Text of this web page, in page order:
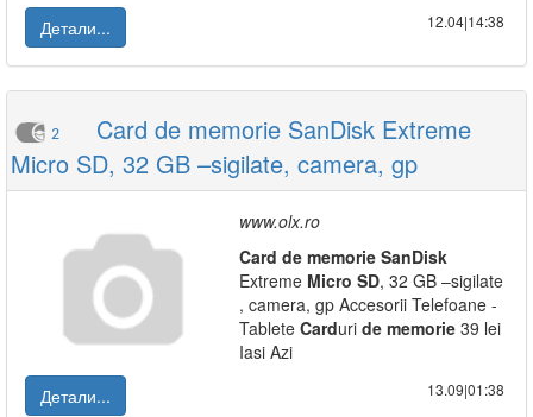
Детали...
12.04|14:38
2
Card de memorie SanDisk Extreme
Micro SD, 32 GB –sigilate, camera, gp
www.olx.ro
Card de memorie SanDisk
Extreme Micro SD, 32 GB –sigilate
, camera, gp Accesorii Telefoane -
Tablete Carduri de memorie 39 lei
Iasi Azi
Детали...
13.09|01:38